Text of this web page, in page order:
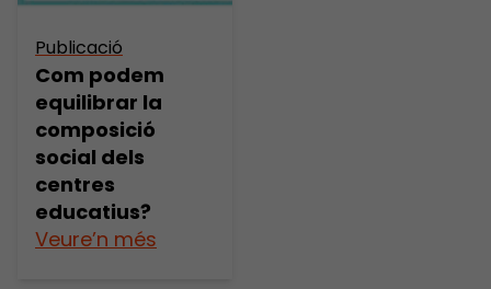
Publicació
Com podem
equilibrar la
composició
social dels
centres
educatius?
Veure’n més